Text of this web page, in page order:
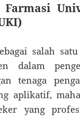
Farmasi
salah
dalam
tenaga
aplikatif,
yang